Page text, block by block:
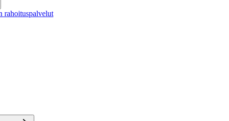
rahoituspalvelut